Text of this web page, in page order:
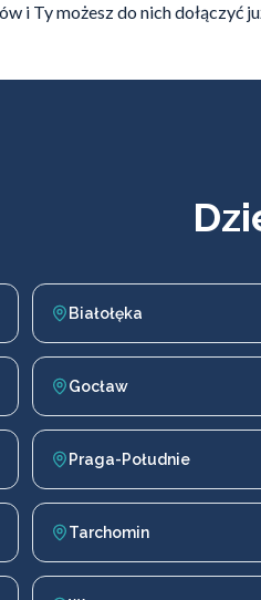
i Ty możesz do nich dołączyć
Białołęka
Gocław
Praga-Południe
Tarchomin